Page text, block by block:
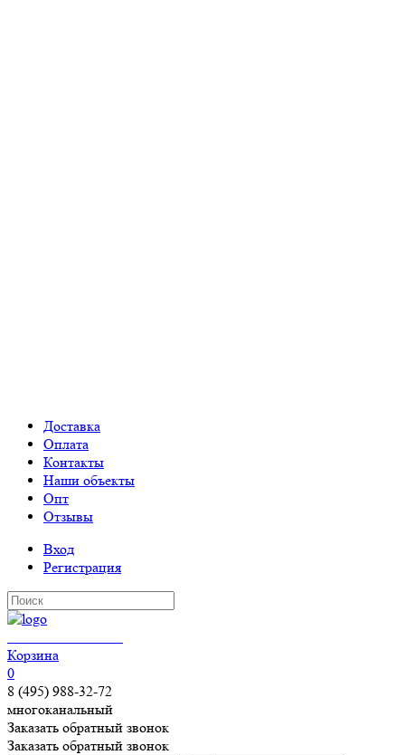
Доставка
Оплата
Контакты
Наши объекты
Опт
Отзывы
Вход
Регистрация
Корзина
0
8 (495) 988-32-72
многоканальный
Заказать обратный звонок
Заказать обратный звонок